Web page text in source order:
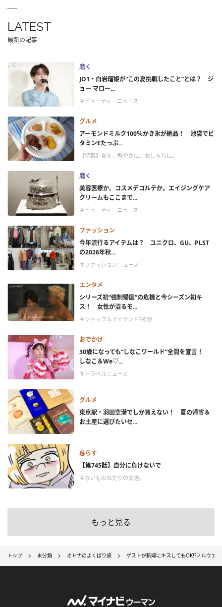
LATEST
最新の記事
磨く
JO1・白岩瑠姫が“この夏挑戦したこと”とは？ ジ
ョー マロー...
＃ビューティーニュース
グルメ
アーモンドミルク100％かき氷が絶品！ 池袋でビ
タミンEたっぷ...
【特集】夏を、軽やかに、おしゃれに。
磨く
美容医療か、コスメデコルテか。エイジングケア
クリームもここまで...
＃ビューティーニュース
ファッション
今年流行るアイテムは？ ユニクロ、GU、PLST
の2026年秋...
＃ファッションニュース
エンタメ
シリーズ初“強制帰国”の危機と今シーズン初キ
ス！ 女性が沼るモ...
＃シャッフルアイランド7考察
おでかけ
30歳になっても“しなこワールド”全開を宣言！
しなこ＆We♡...
＃トラベルニュース
グルメ
東京駅・羽田空港でしか買えない！ 夏の帰省＆
お土産に選びたいセ...
暮らす
【第745話】自分に負けないで
＃ないものねだりの女達。
もっと見る
トップ 未分類 オトナのよくばり旅 ゲストが新婦にキスしてもOK!?ノルウェ